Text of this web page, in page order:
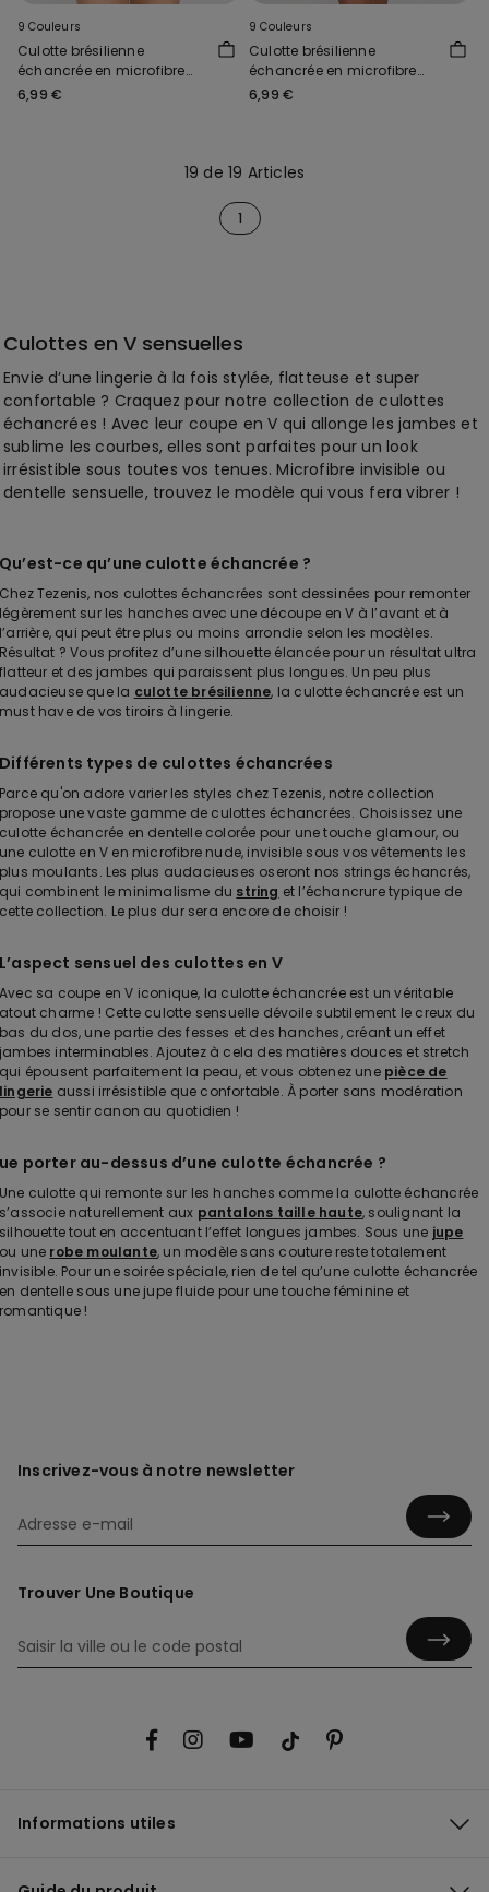
9 Couleurs
Culotte brésilienne
échancrée en microfibre
recyclée sans coutures
6,99 €
9 Couleurs
Culotte brésilienne
échancrée en microfibre
recyclée sans coutures
6,99 €
19 de 19 Articles
1
Culottes en V sensuelles
Envie d’une lingerie à la fois stylée, flatteuse et super
confortable ? Craquez pour notre collection de culottes
échancrées ! Avec leur coupe en V qui allonge les jambes et
sublime les courbes, elles sont parfaites pour un look
irrésistible sous toutes vos tenues. Microfibre invisible ou
dentelle sensuelle, trouvez le modèle qui vous fera vibrer !
Qu’est-ce qu’une culotte échancrée ?
Chez Tezenis, nos culottes échancrées sont dessinées pour remonter
légèrement sur les hanches avec une découpe en V à l’avant et à
l’arrière, qui peut être plus ou moins arrondie selon les modèles.
Résultat ? Vous profitez d’une silhouette élancée pour un résultat ultra
flatteur et des jambes qui paraissent plus longues. Un peu plus
audacieuse que la culotte brésilienne, la culotte échancrée est un
must have de vos tiroirs à lingerie.
Différents types de culottes échancrées
Parce qu'on adore varier les styles chez Tezenis, notre collection
propose une vaste gamme de culottes échancrées. Choisissez une
culotte échancrée en dentelle colorée pour une touche glamour, ou
une culotte en V en microfibre nude, invisible sous vos vêtements les
plus moulants. Les plus audacieuses oseront nos strings échancrés,
qui combinent le minimalisme du string et l’échancrure typique de
cette collection. Le plus dur sera encore de choisir !
L’aspect sensuel des culottes en V
Avec sa coupe en V iconique, la culotte échancrée est un véritable
atout charme ! Cette culotte sensuelle dévoile subtilement le creux du
bas du dos, une partie des fesses et des hanches, créant un effet
jambes interminables. Ajoutez à cela des matières douces et stretch
qui épousent parfaitement la peau, et vous obtenez une pièce de
lingerie aussi irrésistible que confortable. À porter sans modération
pour se sentir canon au quotidien !
ue porter au-dessus d’une culotte échancrée ?
Une culotte qui remonte sur les hanches comme la culotte échancrée
s’associe naturellement aux pantalons taille haute, soulignant la
silhouette tout en accentuant l’effet longues jambes. Sous une jupe
ou une robe moulante, un modèle sans couture reste totalement
invisible. Pour une soirée spéciale, rien de tel qu’une culotte échancrée
en dentelle sous une jupe fluide pour une touche féminine et
romantique !
Inscrivez-vous à notre newsletter
Trouver Une Boutique
Informations utiles